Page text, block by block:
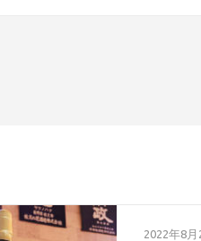
2022年8月